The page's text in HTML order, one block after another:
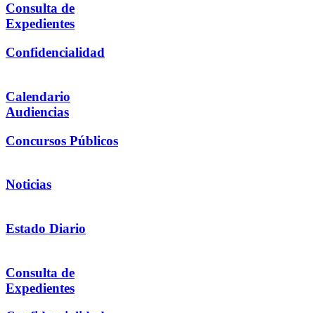
Consulta de
Expedientes
Confidencialidad
Calendario
Audiencias
Concursos Públicos
Noticias
Estado Diario
Consulta de
Expedientes